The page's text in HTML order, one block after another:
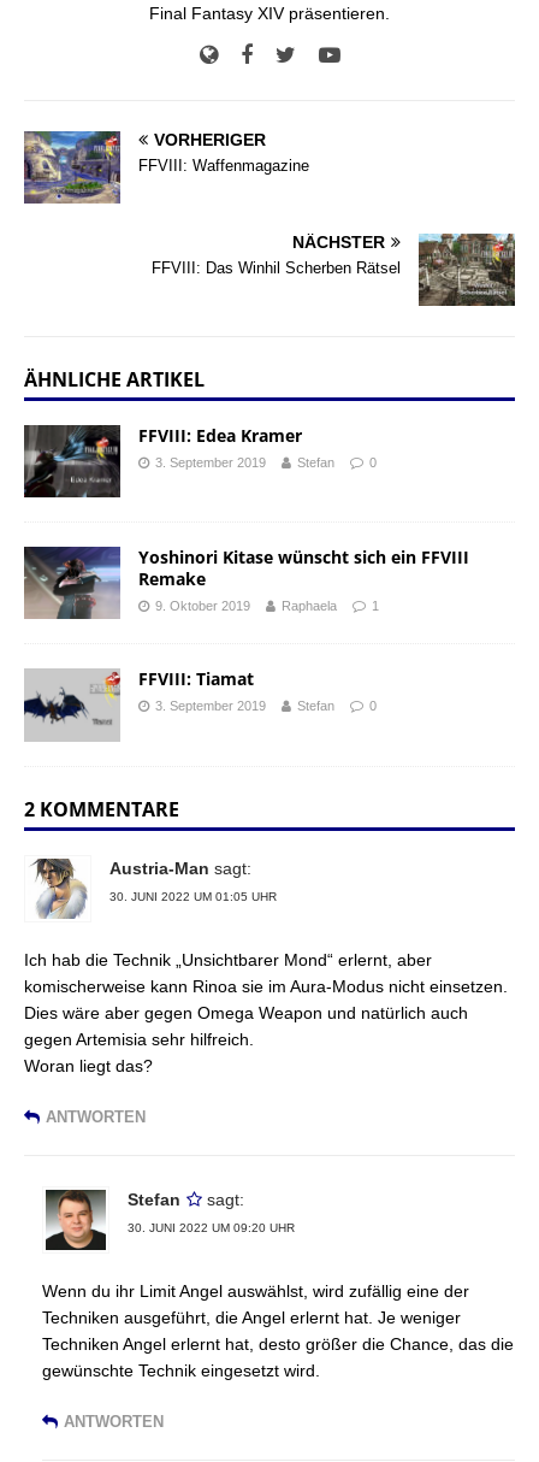
Final Fantasy XIV präsentieren.
VORHERIGER
FFVIII: Waffenmagazine
NÄCHSTER
FFVIII: Das Winhil Scherben Rätsel
ÄHNLICHE ARTIKEL
FFVIII: Edea Kramer
3. September 2019 Stefan 0
Yoshinori Kitase wünscht sich ein FFVIII
Remake
9. Oktober 2019 Raphaela 1
FFVIII: Tiamat
3. September 2019 Stefan 0
2 KOMMENTARE
Austria-Man sagt:
30. JUNI 2022 UM 01:05 UHR
Ich hab die Technik „Unsichtbarer Mond“ erlernt, aber
komischerweise kann Rinoa sie im Aura-Modus nicht einsetzen.
Dies wäre aber gegen Omega Weapon und natürlich auch
gegen Artemisia sehr hilfreich.
Woran liegt das?
ANTWORTEN
Stefan sagt:
30. JUNI 2022 UM 09:20 UHR
Wenn du ihr Limit Angel auswählst, wird zufällig eine der
Techniken ausgeführt, die Angel erlernt hat. Je weniger
Techniken Angel erlernt hat, desto größer die Chance, das die
gewünschte Technik eingesetzt wird.
ANTWORTEN